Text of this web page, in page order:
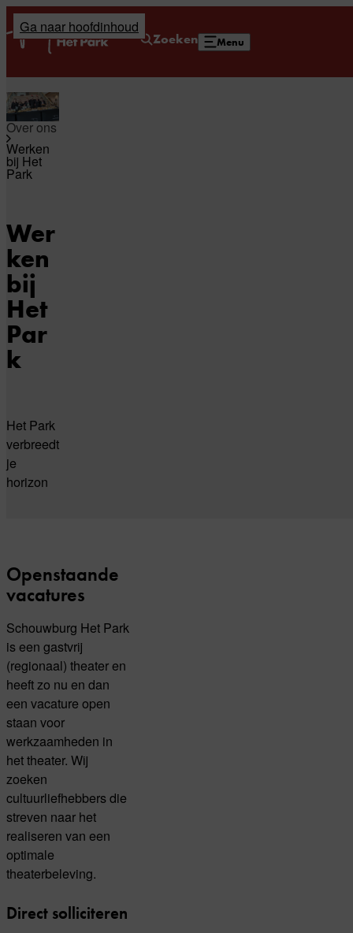
Ga naar hoofdinhoud
Zoeken Menu
Home
Over ons
Werken
bij Het
Park
Wer
ken
bij
Het
Par
k
Het Park
verbreedt
je
horizon
Openstaande
vacatures
Schouwburg Het Park
is een gastvrij
(regionaal) theater en
heeft zo nu en dan
een vacature open
staan voor
werkzaamheden in
het theater. Wij
zoeken
cultuurliefhebbers die
streven naar het
realiseren van een
optimale
theaterbeleving.
Direct solliciteren